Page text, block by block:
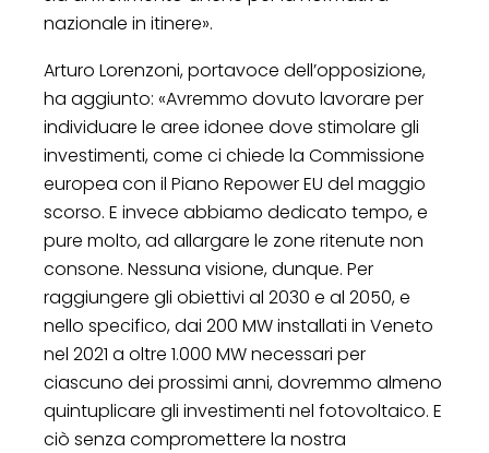
nazionale in itinere».
Arturo Lorenzoni, portavoce dell’opposizione,
ha aggiunto: «Avremmo dovuto lavorare per
individuare le aree idonee dove stimolare gli
investimenti, come ci chiede la Commissione
europea con il Piano Repower EU del maggio
scorso. E invece abbiamo dedicato tempo, e
pure molto, ad allargare le zone ritenute non
consone. Nessuna visione, dunque. Per
raggiungere gli obiettivi al 2030 e al 2050, e
nello specifico, dai 200 MW installati in Veneto
nel 2021 a oltre 1.000 MW necessari per
ciascuno dei prossimi anni, dovremmo almeno
quintuplicare gli investimenti nel fotovoltaico. E
ciò senza compromettere la nostra